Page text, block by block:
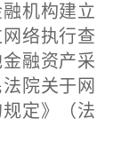
机构建立
络执行查
融资产采
院关于网
定》（法